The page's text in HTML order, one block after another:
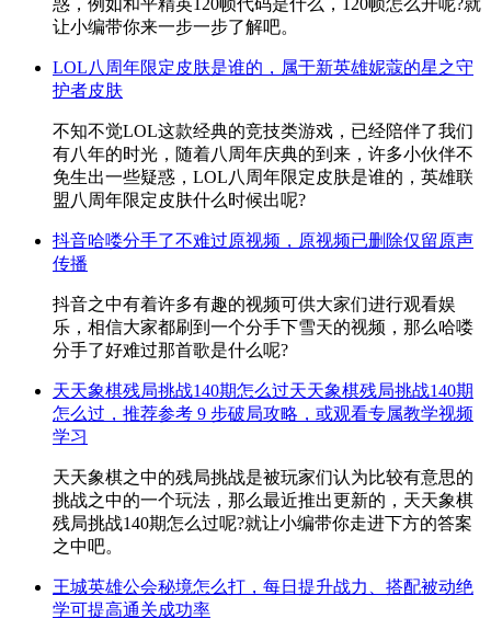
惑，例如和平精英120帧代码是什么，120帧怎么开呢?就
让小编带你来一步一步了解吧。
LOL八周年限定皮肤是谁的，属于新英雄妮蔻的星之守
护者皮肤
不知不觉LOL这款经典的竞技类游戏，已经陪伴了我们
有八年的时光，随着八周年庆典的到来，许多小伙伴不
免生出一些疑惑，LOL八周年限定皮肤是谁的，英雄联
盟八周年限定皮肤什么时候出呢?
抖音哈喽分手了不难过原视频，原视频已删除仅留原声
传播
抖音之中有着许多有趣的视频可供大家们进行观看娱
乐，相信大家都刷到一个分手下雪天的视频，那么哈喽
分手了好难过那首歌是什么呢?
天天象棋残局挑战140期怎么过天天象棋残局挑战140期
怎么过，推荐参考 9 步破局攻略，或观看专属教学视频
学习
天天象棋之中的残局挑战是被玩家们认为比较有意思的
挑战之中的一个玩法，那么最近推出更新的，天天象棋
残局挑战140期怎么过呢?就让小编带你走进下方的答案
之中吧。
王城英雄公会秘境怎么打，每日提升战力、搭配被动绝
学可提高通关成功率